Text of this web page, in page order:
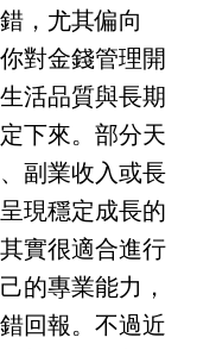
，尤其偏向
對金錢管理開
活品質與長期
下來。部分天
副業收入或長
現穩定成長的
實很適合進行
的專業能力，
回報。不過近